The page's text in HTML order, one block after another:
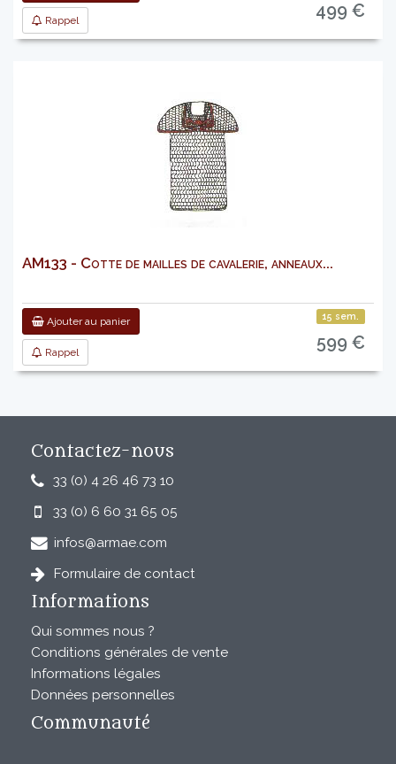
Rappel 499 €
AM133 - Cotte de mailles de cavalerie, anneaux...
Ajouter au panier
Rappel
15 sem.
599 €
Contactez-nous
33 (0) 4 26 46 73 10
33 (0) 6 60 31 65 05
infos@armae.com
Formulaire de contact
Informations
Qui sommes nous ?
Conditions générales de vente
Informations légales
Données personnelles
Communauté